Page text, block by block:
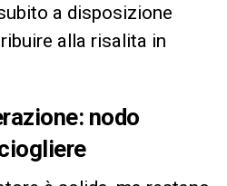
a disposizione
alla risalita in
nodo